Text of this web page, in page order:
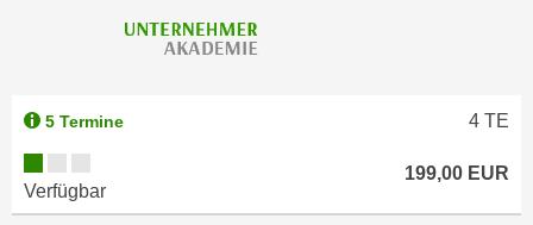
5 Termine 4 TE
Verfügbar
199,00 EUR